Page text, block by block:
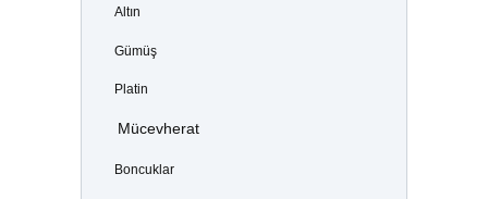
Altın
Gümüş
Platin
Mücevherat
Boncuklar